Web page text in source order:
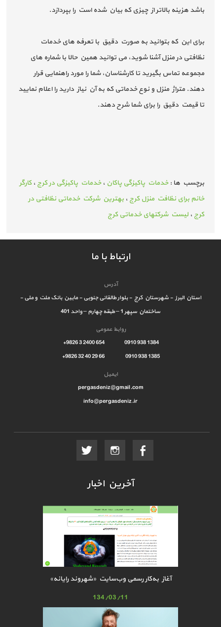
باشد هزینه بالاتر از چیزی که بیان شده است را بپردازد.
برای این که بتوانید به صورت دقیق با تعرفه های خدمات
نظافتی در منزل آشنا شوید، می توانید همین حالا با شماره های
مجموعه تماس بگیرید تا کارشناسان، شما را مورد راهنمایی قرار
دهند. متراژ منزل و نوع خدماتی که به آن نیاز دارید را اعلام نمایید
تا قیمت دقیق را برای شما شرح دهند.
برچسب ها :خدمات پاکیزگی پاکان ،خدمات پاکیزگی در کرج ،کارگر
خانم برای نظافت منزل کرج ،بهترین شرکت خدماتی نظافتی در
کرج ،لیست شرکتهای خدماتی کرج
ارتباط با ما
آدرس
استان البرز - شهرستان کرج - بلوار طالقانی جنوبی - مابین بانک ملت و ملی -
ساختمان سپهر 1 – طبقه چهارم – واحد 401
روابط عمومی
1384 938 0910 654 2400 3 9826+
1385 938 0910 66 29 40 32 9826+
ایمیل
pergasdeniz@gmail.com
info@pergasdeniz.ir
آخرین اخبار
آغاز به‌کار رسمی وب‌سایت «شهروند رایانه»
134/03/11